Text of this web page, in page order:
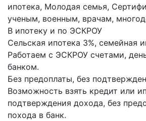
ипотека, Молодая семья,
ученым, военным, врачам,
В ипотеку и по ЭСКРОУ
Сельская ипотека 3%, семейная
Работаем с ЭСКРОУ счетами,
банком.
Без предоплаты, без
Возможность взять кредит или
подтверждения дохода, без
похода в банк.